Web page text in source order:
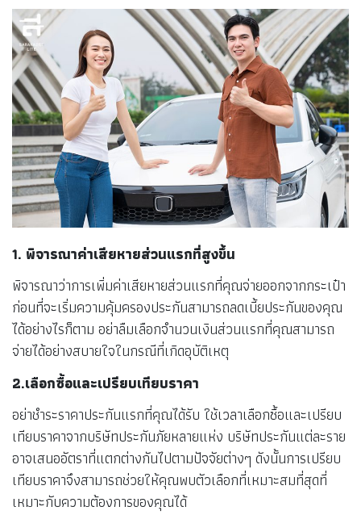
1. พิจารณาค่าเสียหายส่วนแรกที่สูงขึ้น
พิจารณาว่าการเพิ่มค่าเสียหายส่วนแรกที่คุณจ่ายออกจากกระเป๋า
ก่อนที่จะเริ่มความคุ้มครองประกันสามารถลดเบี้ยประกันของคุณ
ได้อย่างไรก็ตาม อย่าลืมเลือกจำนวนเงินส่วนแรกที่คุณสามารถ
จ่ายได้อย่างสบายใจในกรณีที่เกิดอุบัติเหตุ
2.เลือกซื้อและเปรียบเทียบราคา
อย่าชำระราคาประกันแรกที่คุณได้รับ ใช้เวลาเลือกซื้อและเปรียบ
เทียบราคาจากบริษัทประกันภัยหลายแห่ง บริษัทประกันแต่ละราย
อาจเสนออัตราที่แตกต่างกันไปตามปัจจัยต่างๆ ดังนั้นการเปรียบ
เทียบราคาจึงสามารถช่วยให้คุณพบตัวเลือกที่เหมาะสมที่สุดที่
เหมาะกับความต้องการของคุณได้